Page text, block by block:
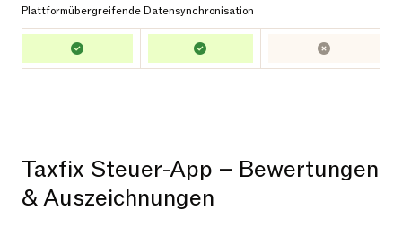
Plattformübergreifende Datensynchronisation
Taxfix Steuer-App – Bewertungen
& Auszeichnungen